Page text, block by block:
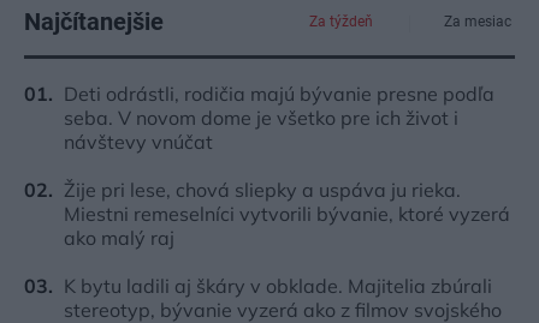
Najčítanejšie Za týždeň Za mesiac
Deti odrástli, rodičia majú bývanie presne podľa
seba. V novom dome je všetko pre ich život i
návštevy vnúčat
Žije pri lese, chová sliepky a uspáva ju rieka.
Miestni remeselníci vytvorili bývanie, ktoré vyzerá
ako malý raj
K bytu ladili aj škáry v obklade. Majitelia zbúrali
stereotyp, bývanie vyzerá ako z filmov svojského